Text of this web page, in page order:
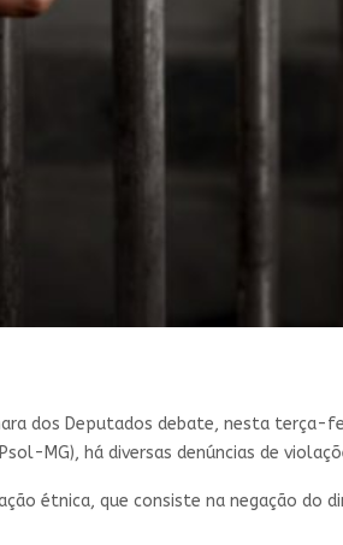
dos Deputados debate, nesta
MG), há diversas denúncias de
étnica, que consiste na negação do